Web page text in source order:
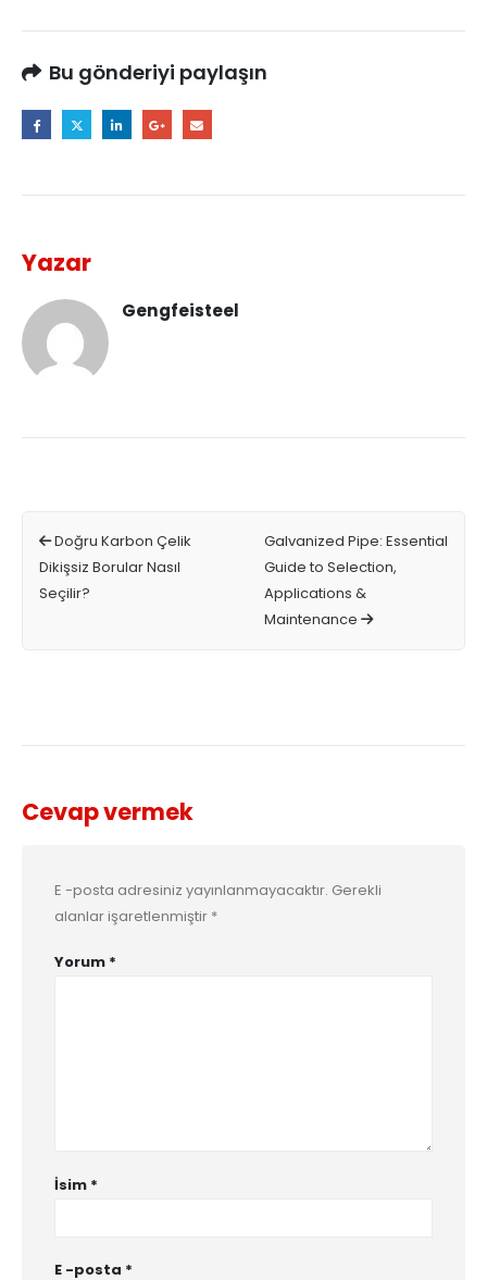
Bu gönderiyi paylaşın
Yazar
Gengfeisteel
Doğru Karbon Çelik
Dikişsiz Borular Nasıl
Seçilir?
Galvanized Pipe: Essential
Guide to Selection,
Applications &
Maintenance
Cevap vermek
E -posta adresiniz yayınlanmayacaktır. Gerekli
alanlar işaretlenmiştir *
Yorum *
İsim *
E -posta *